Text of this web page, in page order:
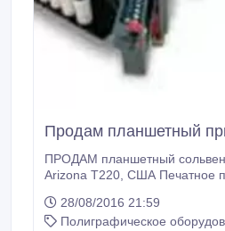
Продам планшетный
ПРОДАМ планшетный сольвентный принтер ОСЕ
Arizona T220, США Печатное поле - 1, 56х3, 05м.,
вакуумный, с 3-мя отключаемыми секторами. Сушка
верхняя, от инфракрасных ламп. 750 000 рублей.
28/08/2016 21:59
Полиграфическое